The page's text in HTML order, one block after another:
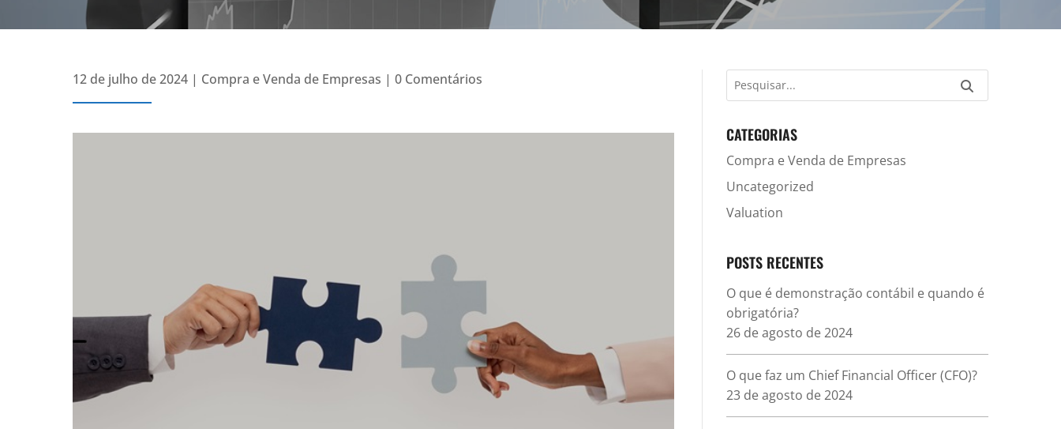
12 de julho de 2024 | Compra e Venda de Empresas | 0 Comentários
CATEGORIAS
Compra e Venda de Empresas
Uncategorized
Valuation
POSTS RECENTES
O que é demonstração contábil e quando é
obrigatória?
26 de agosto de 2024
O que faz um Chief Financial Officer (CFO)?
23 de agosto de 2024